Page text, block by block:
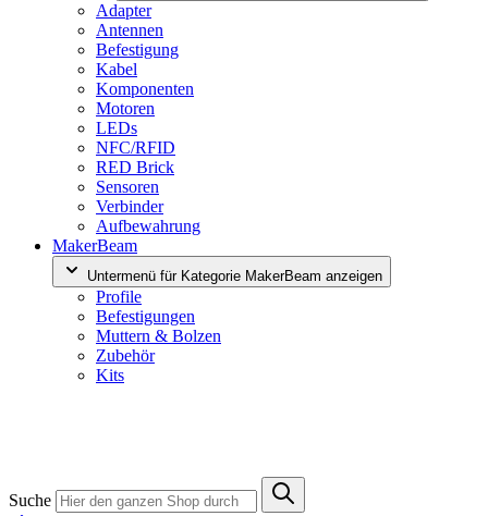
Adapter
Antennen
Befestigung
Kabel
Komponenten
Motoren
LEDs
NFC/RFID
RED Brick
Sensoren
Verbinder
Aufbewahrung
MakerBeam
Untermenü für Kategorie MakerBeam anzeigen
Profile
Befestigungen
Muttern & Bolzen
Zubehör
Kits
Suche